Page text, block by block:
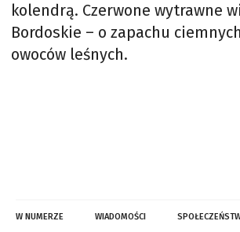
kolendrą. Czerwone wytrawne
Bordoskie – o zapachu ciemnych
owoców leśnych.
W NUMERZE WIADOMOŚCI